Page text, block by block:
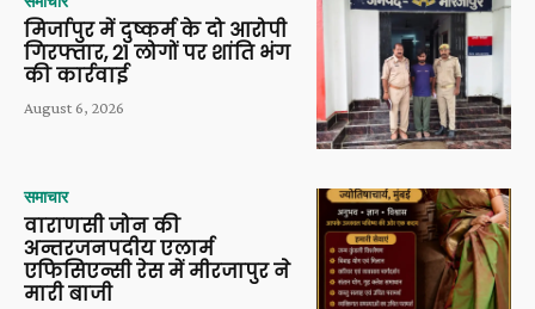
मिर्जापुर में दुष्कर्म के दो आरोपी
गिरफ्तार, 21 लोगों पर शांति भंग
की कार्रवाई
August 6, 2026
समाचार
वाराणसी जोन की
अन्तरजनपदीय एलार्म
एफिसिएन्सी रेस में मीरजापुर ने
मारी बाजी